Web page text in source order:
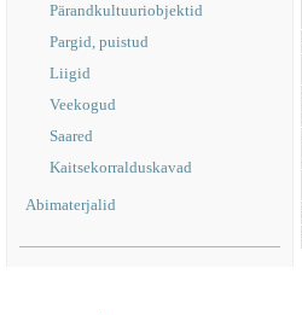
Pärandkultuuriobjektid
Pargid, puistud
Liigid
Veekogud
Saared
Kaitsekorralduskavad
Abimaterjalid